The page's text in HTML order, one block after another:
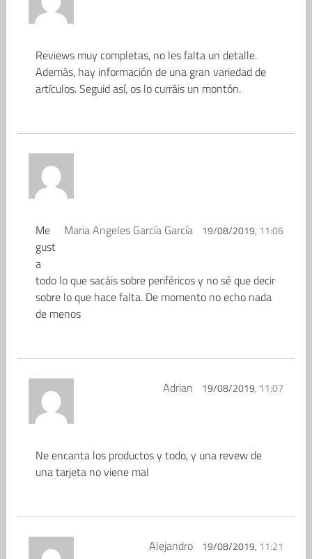
Reviews muy completas, no les falta un detalle.
Además, hay información de una gran variedad de
artículos. Seguid así, os lo curráis un montón.
Maria Angeles García García 19/08/2019, 11:06
Me
gust
a
todo lo que sacáis sobre periféricos y no sé que decir
sobre lo que hace falta. De momento no echo nada
de menos
Adrian 19/08/2019, 11:07
Ne encanta los productos y todo, y una revew de
una tarjeta no viene mal
Alejandro 19/08/2019, 11:21